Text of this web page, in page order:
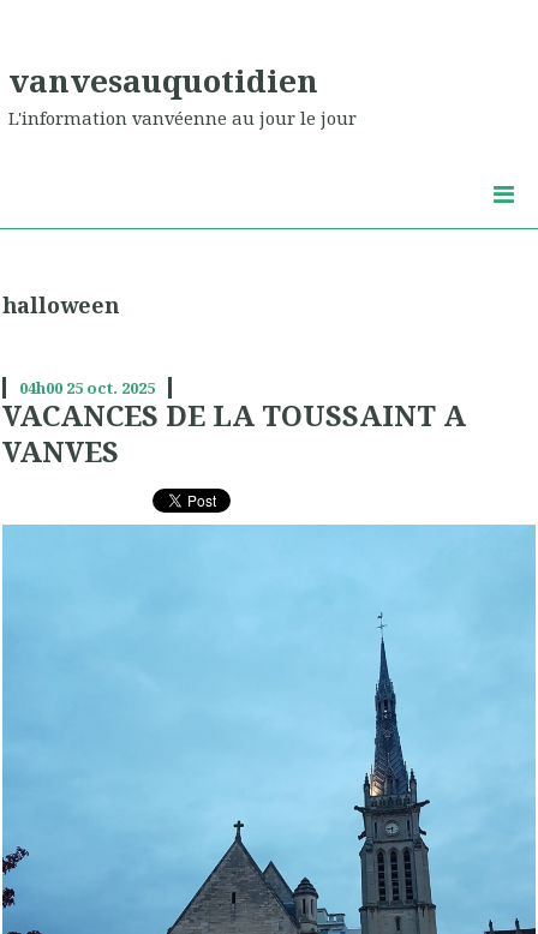
vanvesauquotidien
L'information vanvéenne au jour le jour
halloween
04h00 25 oct. 2025
VACANCES DE LA TOUSSAINT A
VANVES